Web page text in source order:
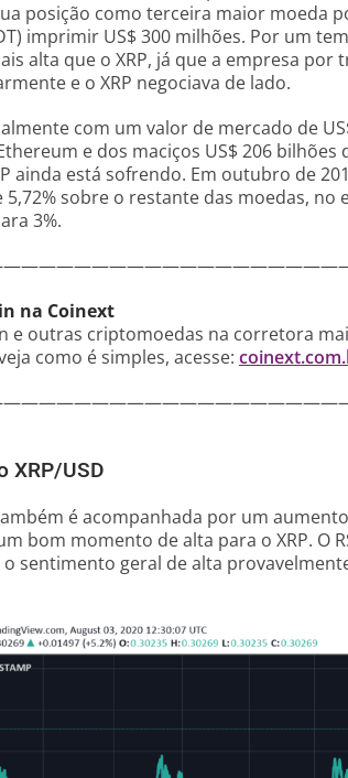
posição como terceira maior moeda
imprimir US$ 300 milhões. Por um
alta que o XRP, já que a empresa
e o XRP negociava de lado.
com um valor de mercado de
e dos maciços US$ 206
ainda está sofrendo. Em outubro de
sobre o restante das moedas, no
3%.
na Coinext
e outras criptomoedas na corretora
como é simples, acesse:
XRP/USD
é acompanhada por um
bom momento de alta para o XRP. O
o sentimento geral de alta